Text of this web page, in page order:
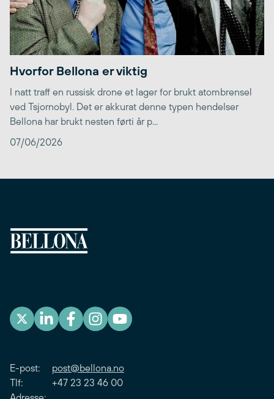
Hvorfor Bellona er viktig
I natt traff en russisk drone et lager for brukt atombrensel
ved Tsjornobyl. Det er akkurat denne typen hendelser
Bellona har brukt nesten førti år p...
07/06/2026
E-post: post@bellona.no
Tlf: +47 23 23 46 00